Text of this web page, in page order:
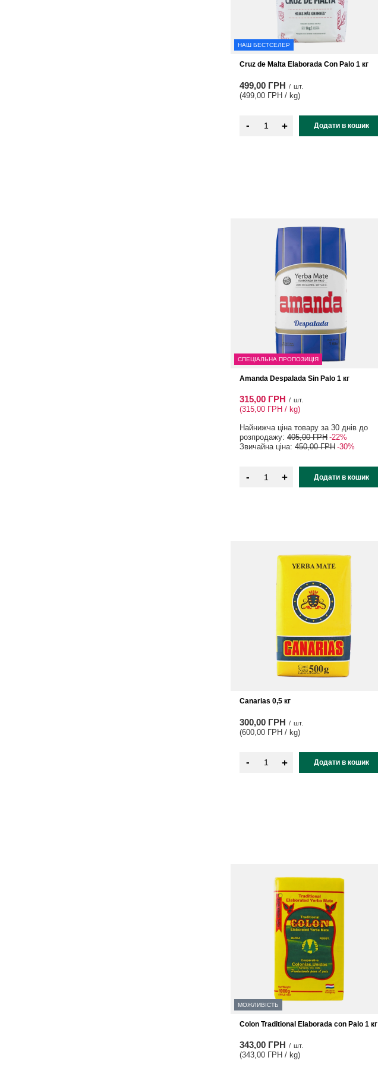
НАШ БЕСТСЕЛЕР
Cruz de Malta Elaborada Con Palo 1 кг
499,00 ГРН / шт.
(499,00 ГРН / kg)
- + Додати в кошик
СПЕЦІАЛЬНА ПРОПОЗИЦІЯ
Amanda Despalada Sin Palo 1 кг
315,00 ГРН / шт.
(315,00 ГРН / kg)
Найнижча ціна товару за 30 днів до
розпродажу: 405,00 ГРН -22%
Звичайна ціна: 450,00 ГРН -30%
- + Додати в кошик
Canarias 0,5 кг
300,00 ГРН / шт.
(600,00 ГРН / kg)
- + Додати в кошик
МОЖЛИВІСТЬ
Colon Traditional Elaborada con Palo 1 кг
343,00 ГРН / шт.
(343,00 ГРН / kg)